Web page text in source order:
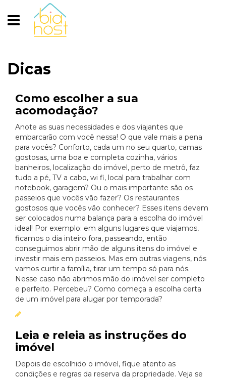
Dicas
Como escolher a sua
acomodação?
Anote as suas necessidades e dos viajantes que
embarcarão com você nessa! O que vale mais a pena
para vocês? Conforto, cada um no seu quarto, camas
gostosas, uma boa e completa cozinha, vários
banheiros, localização do imóvel, perto de metrô, faz
tudo a pé, TV a cabo, wi fi, local para trabalhar com
notebook, garagem? Ou o mais importante são os
passeios que vocês vão fazer? Os restaurantes
gostosos que vocês vão conhecer? Esses itens devem
ser colocados numa balança para a escolha do imóvel
ideal! Por exemplo: em alguns lugares que viajamos,
ficamos o dia inteiro fora, passeando, então
conseguimos abrir mão de alguns itens do imóvel e
investir mais em passeios. Mas em outras viagens, nós
vamos curtir a família, tirar um tempo só para nós.
Nesse caso não abrimos mão do imóvel ser completo
e perfeito. Percebeu? Como começa a escolha certa
de um imóvel para alugar por temporada?
Leia e releia as instruções do
imóvel
Depois de escolhido o imóvel, fique atento as
condições e regras da reserva da propriedade. Veja se